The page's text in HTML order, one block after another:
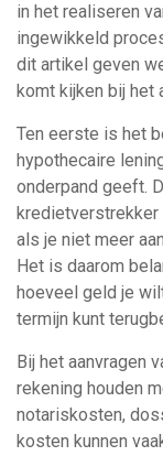
in het realiseren
ingewikkeld
dit artikel geven
komt kijken bij het
Ten eerste is het
hypothecaire
onderpand geeft.
kredietverstrekker
als je niet meer
Het is daarom
hoeveel geld je
termijn kunt
Bij het aanvragen
rekening houden
notariskosten,
kosten kunnen